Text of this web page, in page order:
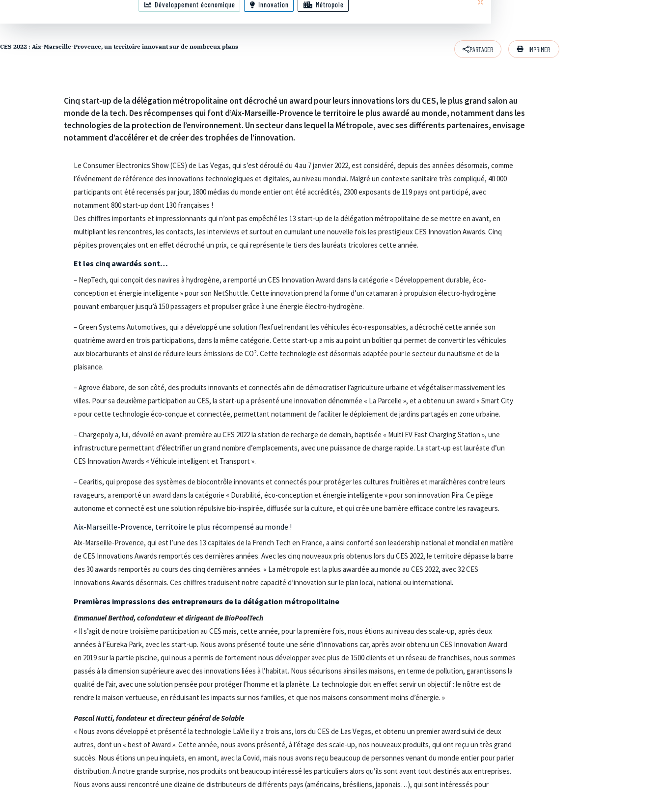
Développement économique Innovation Métropole
CES 2022 : Aix-Marseille-Provence, un territoire innovant sur de nombreux plans PARTAGER IMPRIMER
Cinq start-up de la délégation métropolitaine ont décroché un award pour leurs innovations lors du CES, le plus grand salon au
monde de la tech. Des récompenses qui font d’Aix-Marseille-Provence le territoire le plus awardé au monde, notamment dans les
technologies de la protection de l’environnement. Un secteur dans lequel la Métropole, avec ses différents partenaires, envisage
notamment d’accélérer et de créer des trophées de l’innovation.
Le Consumer Electronics Show (CES) de Las Vegas, qui s’est déroulé du 4 au 7 janvier 2022, est considéré, depuis des années désormais, comme
l’événement de référence des innovations technologiques et digitales, au niveau mondial. Malgré un contexte sanitaire très compliqué, 40 000
participants ont été recensés par jour, 1800 médias du monde entier ont été accrédités, 2300 exposants de 119 pays ont participé, avec
notamment 800 start-up dont 130 françaises !
Des chiffres importants et impressionnants qui n’ont pas empêché les 13 start-up de la délégation métropolitaine de se mettre en avant, en
multipliant les rencontres, les contacts, les interviews et surtout en cumulant une nouvelle fois les prestigieux CES Innovation Awards. Cinq
pépites provençales ont en effet décroché un prix, ce qui représente le tiers des lauréats tricolores cette année.
Et les cinq awardés sont…
– NepTech, qui conçoit des navires à hydrogène, a remporté un CES Innovation Award dans la catégorie « Développement durable, éco-
conception et énergie intelligente » pour son NetShuttle. Cette innovation prend la forme d’un catamaran à propulsion électro-hydrogène
pouvant embarquer jusqu’à 150 passagers et propulser grâce à une énergie électro-hydrogène.
– Green Systems Automotives, qui a développé une solution flexfuel rendant les véhicules éco-responsables, a décroché cette année son
quatrième award en trois participations, dans la même catégorie. Cette start-up a mis au point un boîtier qui permet de convertir les véhicules
aux biocarburants et ainsi de réduire leurs émissions de CO². Cette technologie est désormais adaptée pour le secteur du nautisme et de la
plaisance.
– Agrove élabore, de son côté, des produits innovants et connectés afin de démocratiser l’agriculture urbaine et végétaliser massivement les
villes. Pour sa deuxième participation au CES, la start-up a présenté une innovation dénommée « La Parcelle », et a obtenu un award « Smart City
» pour cette technologie éco-conçue et connectée, permettant notamment de faciliter le déploiement de jardins partagés en zone urbaine.
– Chargepoly a, lui, dévoilé en avant-première au CES 2022 la station de recharge de demain, baptisée « Multi EV Fast Charging Station », une
infrastructure permettant d’électrifier un grand nombre d’emplacements, avec une puissance de charge rapide. La start-up est lauréate d’un
CES Innovation Awards « Véhicule intelligent et Transport ».
– Cearitis, qui propose des systèmes de biocontrôle innovants et connectés pour protéger les cultures fruitières et maraîchères contre leurs
ravageurs, a remporté un award dans la catégorie « Durabilité, éco-conception et énergie intelligente » pour son innovation Pira. Ce piège
autonome et connecté est une solution répulsive bio-inspirée, diffusée sur la culture, et qui crée une barrière efficace contre les ravageurs.
Aix-Marseille-Provence, territoire le plus récompensé au monde !
Aix-Marseille-Provence, qui est l’une des 13 capitales de la French Tech en France, a ainsi conforté son leadership national et mondial en matière
de CES Innovations Awards remportés ces dernières années. Avec les cinq nouveaux pris obtenus lors du CES 2022, le territoire dépasse la barre
des 30 awards remportés au cours des cinq dernières années. « La métropole est la plus awardée au monde au CES 2022, avec 32 CES
Innovations Awards désormais. Ces chiffres traduisent notre capacité d’innovation sur le plan local, national ou international.
Premières impressions des entrepreneurs de la délégation métropolitaine
Emmanuel Berthod, cofondateur et dirigeant de BioPoolTech
« Il s’agit de notre troisième participation au CES mais, cette année, pour la première fois, nous étions au niveau des scale-up, après deux
années à l’Eureka Park, avec les start-up. Nous avons présenté toute une série d’innovations car, après avoir obtenu un CES Innovation Award
en 2019 sur la partie piscine, qui nous a permis de fortement nous développer avec plus de 1500 clients et un réseau de franchises, nous sommes
passés à la dimension supérieure avec des innovations liées à l’habitat. Nous sécurisons ainsi les maisons, en terme de pollution, garantissons la
qualité de l’air, avec une solution pensée pour protéger l’homme et la planète. La technologie doit en effet servir un objectif : le nôtre est de
rendre la maison vertueuse, en réduisant les impacts sur nos familles, et que nos maisons consomment moins d’énergie. »
Pascal Nutti, fondateur et directeur général de Solable
« Nous avons développé et présenté la technologie LaVie il y a trois ans, lors du CES de Las Vegas, et obtenu un premier award suivi de deux
autres, dont un « best of Award ». Cette année, nous avons présenté, à l’étage des scale-up, nos nouveaux produits, qui ont reçu un très grand
succès. Nous étions un peu inquiets, en amont, avec la Covid, mais nous avons reçu beaucoup de personnes venant du monde entier pour parler
distribution. À notre grande surprise, nos produits ont beaucoup intéressé les particuliers alors qu’ils sont avant tout destinés aux entreprises.
Nous avons aussi rencontré une dizaine de distributeurs de différents pays (américains, brésiliens, japonais…), qui sont intéressés pour